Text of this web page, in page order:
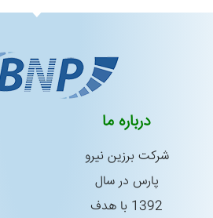
درباره ما
شركت برزین نیرو
پارس در سال
1392 با هدف